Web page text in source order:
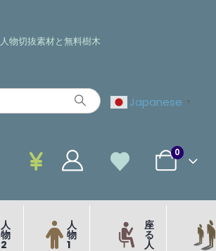
人物切抜素材と無料樹木
Japanese ▼
0
人
物
2
人
物
1
座
る
人